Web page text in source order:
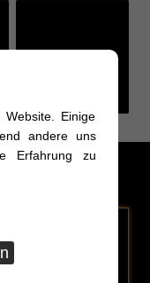
Feed not available
Einige
andere uns
Erfahrung zu